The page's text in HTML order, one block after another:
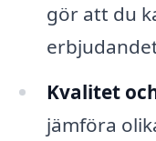
gör att du
Kvalitet
jämföra